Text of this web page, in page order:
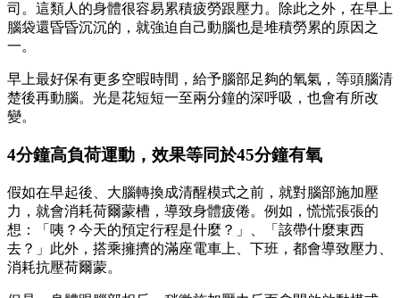
司。這類人的身體很容易累積疲勞跟壓力。除此之外，在早上
腦袋還昏昏沉沉的，就強迫自己動腦也是堆積勞累的原因之
一。
早上最好保有更多空暇時間，給予腦部足夠的氧氣，等頭腦清
楚後再動腦。光是花短短一至兩分鐘的深呼吸，也會有所改
變。
4分鐘高負荷運動，效果等同於45分鐘有氧
假如在早起後、大腦轉換成清醒模式之前，就對腦部施加壓
力，就會消耗荷爾蒙槽，導致身體疲倦。例如，慌慌張張的
想：「咦？今天的預定行程是什麼？」、「該帶什麼東西
去？」此外，搭乘擁擠的滿座電車上、下班，都會導致壓力、
消耗抗壓荷爾蒙。